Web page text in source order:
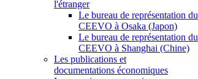
l'étranger
Le bureau de représentation du
CEEVO à Osaka (Japon)
Le bureau de représentation du
CEEVO à Shanghai (Chine)
Les publications et
documentations économiques